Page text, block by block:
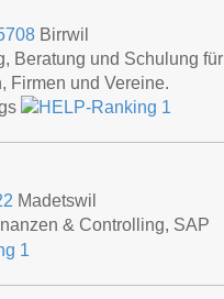
Birrwil
Beratung und Schulung für
Firmen und Vereine.
Madetswil
& Controlling, SAP